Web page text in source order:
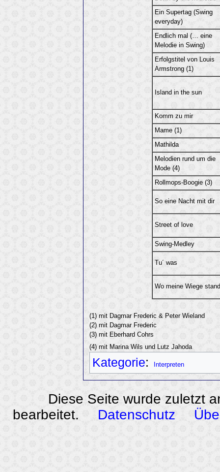
Ein Supertag (Swing
everyday)
Endlich mal (… eine
Melodie in Swing)
Erfolgstitel von Louis
Armstrong (1)
Island in the sun
Komm zu mir
Mame (1)
Mathilda
Melodien rund um die
Mode (4)
Rollmops-Boogie (3)
So eine Nacht mit dir
Street of love
Swing-Medley
Tu´ was
Wo meine Wiege
(1) mit Dagmar Frederic & Peter Wieland
(2) mit Dagmar Frederic
(3) mit Eberhard Cohrs
(4) mit Marina Wils und Lutz Jahoda
Kategorie: Interpreten
Diese Seite wurde zuletzt
bearbeitet.
Datenschutz